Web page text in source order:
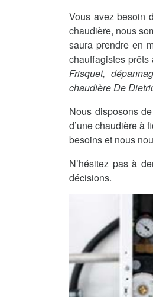
Vous avez besoin
chaudière, nous
saura prendre en
chauffagistes
Frisquet,
chaudière De
Nous disposons
d’une chaudière à
besoins et nous
N’hésitez pas à
décisions.